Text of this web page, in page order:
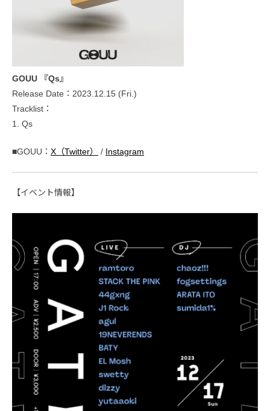
GOUU 『Qs』
Release Date：2023.12.15 (Fri.)
Tracklist：
1. Qs
■GOUU： X（Twitter） / Instagram
【イベント情報】